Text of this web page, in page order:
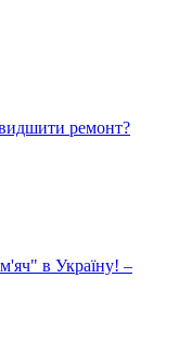
ремонт?
в Україну! –